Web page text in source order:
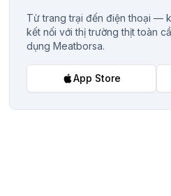
Từ trang trại đến điện thoại —
kết nối với thị trường thịt toàn
dụng Meatborsa.
App Store